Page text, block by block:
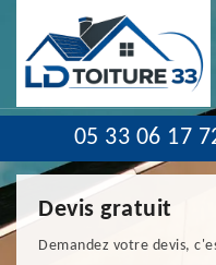
05 33 06 17
Devis gratuit
Demandez votre devis,